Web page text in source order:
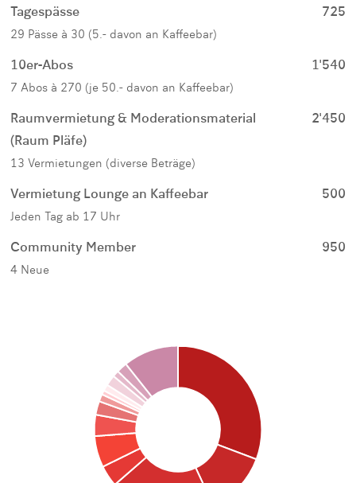
Tagespässe 725
29 Pässe à 30 (5.- davon an Kaffeebar)
10er-Abos 1'540
7 Abos à 270 (je 50.- davon an Kaffeebar)
Raumvermietung & Moderationsmaterial
(Raum Pläfe)
2'450
13 Vermietungen (diverse Beträge)
Vermietung Lounge an Kaffeebar 500
Jeden Tag ab 17 Uhr
Community Member 950
4 Neue